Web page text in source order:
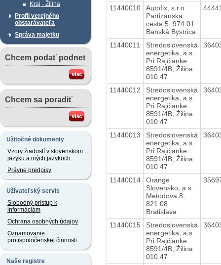
Kraj - Žilina
Profil verejného
obstarávateľa
Správa majetku
Chcem podať podnet
Chcem sa poradiť
Užitočné dokumenty
Vzory žiadostí v slovenskom
jazyku a iných jazykoch
Právne predpisy
Užívateľský servis
Slobodný prístup k
informáciám
Ochrana osobných údajov
Oznamovanie
protispoločenskej činnosti
Naše registre
11440010
Autofix, s.r.o.
Partizánska
cesta 5, 974 01
Banská Bystrica
11440011
Stredoslovenská
energetika, a.s.
Pri Rajčianke
8591/4B, Žilina
010 47
11440012
Stredoslovenská
energetika, a.s.
Pri Rajčianke
8591/4B, Žilina
010 47
11440013
Stredoslovenská
energetika, a.s.
Pri Rajčianke
8591/4B, Žilina
010 47
11440014
Orange
Slovensko, a.s.
Metodova 8,
821 08
Bratislava
11440015
Stredoslovenská
energetika, a.s.
Pri Rajčianke
8591/4B, Žilina
010 47